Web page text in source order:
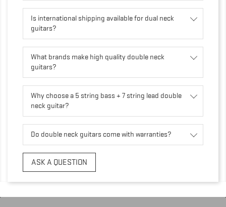
Is international shipping available for dual neck
guitars?
What brands make high quality double neck
guitars?
Why choose a 5 string bass + 7 string lead double
neck guitar?
Do double neck guitars come with warranties?
ASK A QUESTION